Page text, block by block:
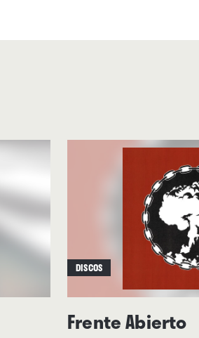
–“Creation Of My Ghosts”,
pop coloreado y por la
de la guerra fría, donde,
geopolíticas, el sueño
posibles que han
∎
DISCOS
Frente Abierto